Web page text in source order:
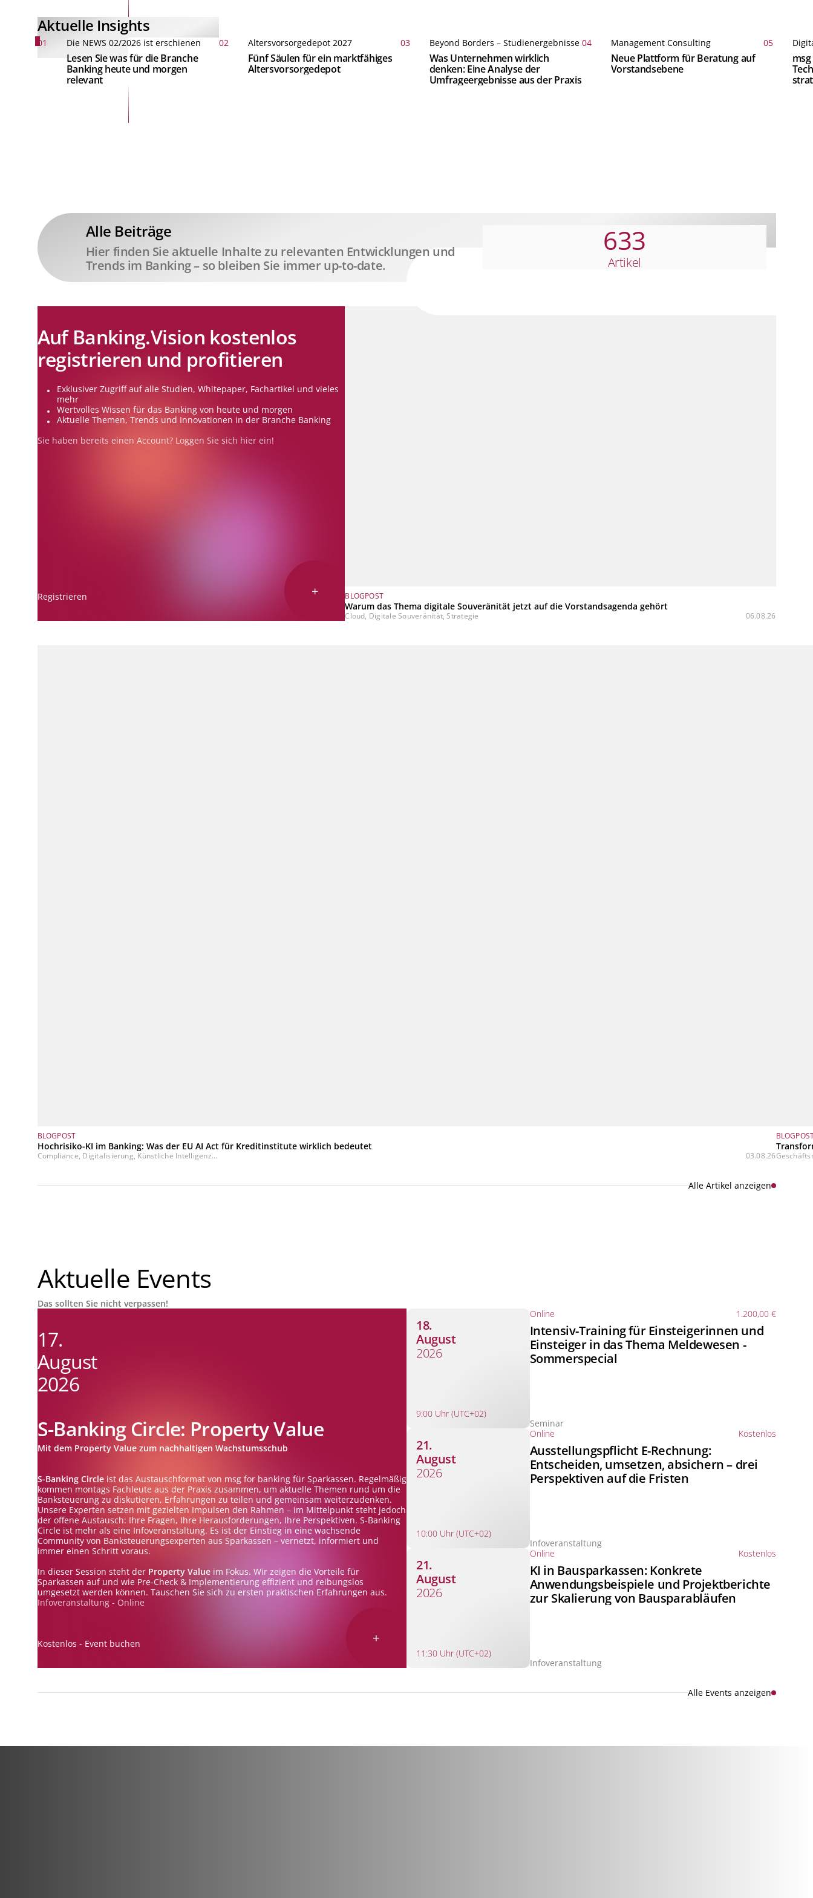
Aktuelle Insights
01 Die NEWS 02/2026 ist erschienen
Lesen Sie was für die Branche
Banking heute und morgen
relevant
02 Altersvorsorgedepot 2027
Fünf Säulen für ein marktfähiges
Altersvorsorgedepot
03 Beyond Borders – Studienergebnisse
Was Unternehmen wirklich
denken: Eine Analyse der
Umfrageergebnisse aus der Praxis
04 Management Consulting
Neue Plattform für Beratung auf
Vorstandsebene
05
Alle Beiträge
Hier finden Sie aktuelle Inhalte zu relevanten Entwicklungen und
Trends im Banking – so bleiben Sie immer up-to-date.
633
Artikel
BLOGPOST
Warum das Thema digitale Souveränität jetzt auf die Vorstandsagenda gehört
Cloud, Digitale Souveränität, Strategie 06.08.26
Auf Banking.Vision kostenlos
registrieren und profitieren
Exklusiver Zugriff auf alle Studien, Whitepaper, Fachartikel und vieles
mehr
Wertvolles Wissen für das Banking von heute und morgen
Aktuelle Themen, Trends und Innovationen in der Branche Banking
Sie haben bereits einen Account? Loggen Sie sich hierein!
Registrieren +
BLOGPOST
Hochrisiko-KI im Banking: Was der EU AI Act für Kreditinstitute wirklich bedeutet
Compliance, Digitalisierung, Künstliche Intelligenz... 03.08.26
Alle Artikel anzeigen
Aktuelle Events
Das sollten Sie nicht verpassen!
17.
August
2026
S-Banking Circle: Property Value
Mit dem Property Value zum nachhaltigen Wachstumsschub
S-Banking Circleist das Austauschformat von msg for banking für Sparkassen. Regelmäßig
kommen montags Fachleute aus der Praxis zusammen, um aktuelle Themen rund um die
Banksteuerung zu diskutieren, Erfahrungen zu teilen und gemeinsam weiterzudenken.
Unsere Experten setzen mit gezielten Impulsen den Rahmen – im Mittelpunkt steht jedoch
der offene Austausch: Ihre Fragen, Ihre Herausforderungen, Ihre Perspektiven. S-Banking
Circle ist mehr als eine Infoveranstaltung. Es ist der Einstieg in eine wachsende
Community von Banksteuerungsexperten aus Sparkassen – vernetzt, informiert und
immer einen Schritt voraus.
In dieser Session steht der Property Valueim Fokus. Wir zeigen die Vorteile für
Sparkassen auf und wie Pre-Check & Implementierung effizient und reibungslos
umgesetzt werden können. Tauschen Sie sich zu ersten praktischen Erfahrungen aus.
Infoveranstaltung - Online
Kostenlos - Event buchen +
18.
August
2026
9:00 Uhr (UTC+02)
Online 1.200,00 €
Intensiv-Training für Einsteigerinnen und
Einsteiger in das Thema Meldewesen -
Sommerspecial
Seminar
21.
August
2026
10:00 Uhr (UTC+02)
Online Kostenlos
Ausstellungspflicht E-Rechnung:
Entscheiden, umsetzen, absichern – drei
Perspektiven auf die Fristen
Infoveranstaltung
21.
August
2026
11:30 Uhr (UTC+02)
Online Kostenlos
KI in Bausparkassen: Konkrete
Anwendungsbeispiele und Projektberichte
zur Skalierung von Bausparabläufen
Infoveranstaltung
Alle Events anzeigen